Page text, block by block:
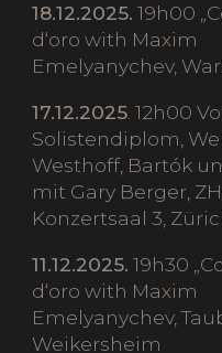
18.12.2025. 19h00
d‘oro with Maxim
Emelyanychev,
17.12.2025 . 12h00
Solistendiplom,
Westhoff, Bartók
mit Gary Berger,
Konzertsaal 3,
11.12.2025. 19h30
d‘oro with Maxim
Emelyanychev,
Weikersheim